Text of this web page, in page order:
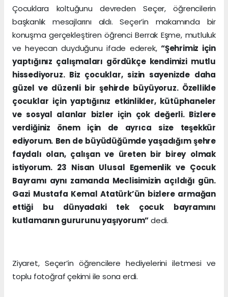
Çocuklara koltuğunu devreden Seçer, öğrencilerin
başkanlık mesajlarını aldı. Seçer’in makamında bir
konuşma gerçekleştiren öğrenci Berrak Eşme, mutluluk
ve heyecan duyduğunu ifade ederek, “Şehrimiz için
yaptığınız çalışmaları gördükçe kendimizi mutlu
hissediyoruz. Biz çocuklar, sizin sayenizde daha
güzel ve düzenli bir şehirde büyüyoruz. Özellikle
çocuklar için yaptığınız etkinlikler, kütüphaneler
ve sosyal alanlar bizler için çok değerli. Bizlere
verdiğiniz önem için de ayrıca size teşekkür
ediyorum. Ben de büyüdüğümde yaşadığım şehre
faydalı olan, çalışan ve üreten bir birey olmak
istiyorum. 23 Nisan Ulusal Egemenlik ve Çocuk
Bayramı aynı zamanda Meclisimizin açıldığı gün.
Gazi Mustafa Kemal Atatürk’ün bizlere armağan
ettiği bu dünyadaki tek çocuk bayramını
kutlamanın gururunu yaşıyorum”dedi.
Ziyaret, Seçer’in öğrencilere hediyelerini iletmesi ve
toplu fotoğraf çekimi ile sona erdi.